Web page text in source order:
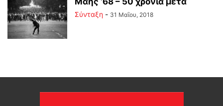
Σύνταξη - 31 Μαΐου, 2018